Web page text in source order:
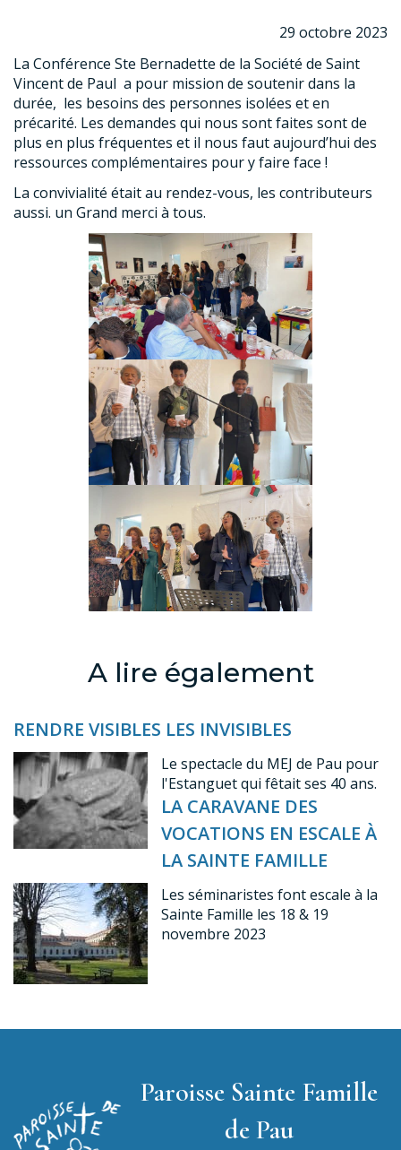
29 octobre 2023
La Conférence Ste Bernadette de la Société de Saint
Vincent de Paul a pour mission de soutenir dans la
durée, les besoins des personnes isolées et en
précarité. Les demandes qui nous sont faites sont de
plus en plus fréquentes et il nous faut aujourd’hui des
ressources complémentaires pour y faire face !
La convivialité était au rendez-vous, les contributeurs
aussi. un Grand merci à tous.
A lire également
RENDRE VISIBLES LES INVISIBLES
Le spectacle du MEJ de Pau pour
l'Estanguet qui fêtait ses 40 ans.
LA CARAVANE DES
VOCATIONS EN ESCALE À
LA SAINTE FAMILLE
Les séminaristes font escale à la
Sainte Famille les 18 & 19
novembre 2023
Paroisse Sainte Famille
de Pau